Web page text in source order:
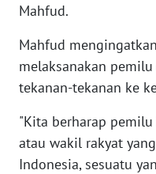
Mahfud.
Mahfud
melaksanakan
tekanan-tekanan ke
"Kita berharap
atau wakil rakyat
Indonesia, sesuatu
SERAMBI
WN
WN
SULTRA